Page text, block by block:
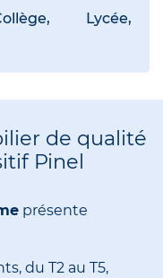
Lycée,
de qualité
Pinel
présente
du T2 au T5,